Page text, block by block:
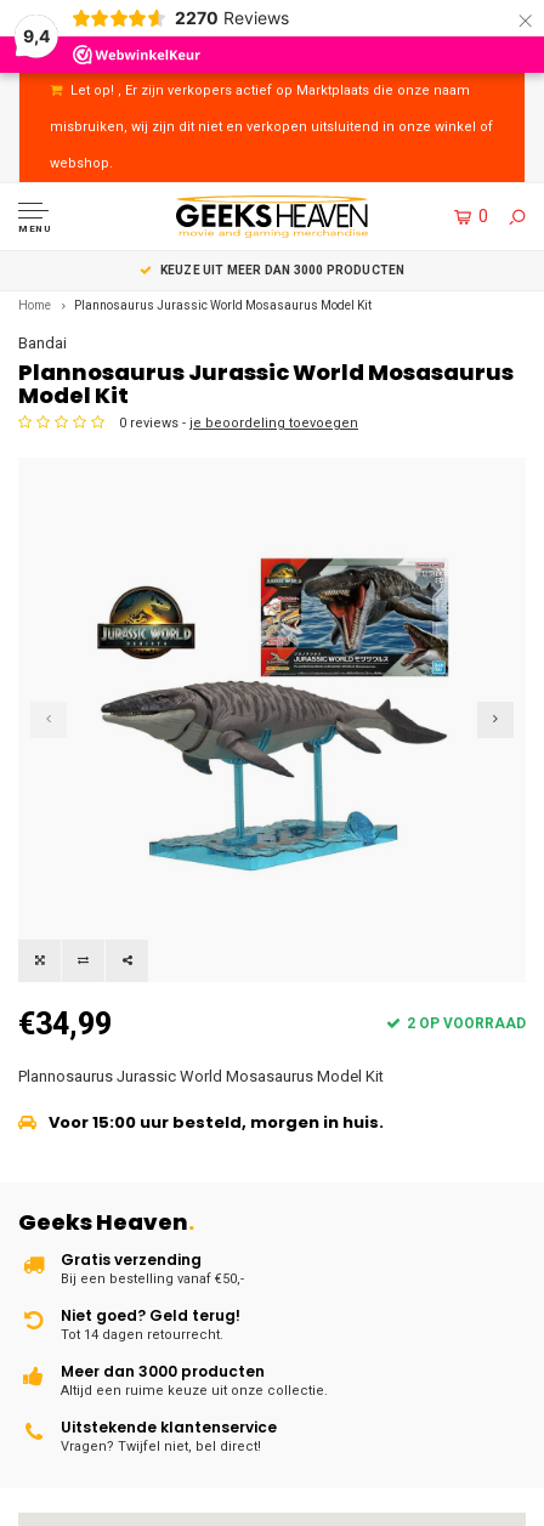
9,4
2270 Reviews ×
Let op! , Er zijn verkopers actief op Marktplaats die onze naam
misbruiken, wij zijn dit niet en verkopen uitsluitend in onze winkel of
webshop.
MENU
0
KEUZE UIT MEER DAN 3000 PRODUCTEN
Home Plannosaurus Jurassic World Mosasaurus Model Kit
Bandai
Plannosaurus Jurassic World Mosasaurus
Model Kit
0 reviews - je beoordeling toevoegen
€34,99 2 OP VOORRAAD
Plannosaurus Jurassic World Mosasaurus Model Kit
Voor 15:00 uur besteld, morgen in huis.
Geeks Heaven.
Gratis verzending
Bij een bestelling vanaf €50,-
Niet goed? Geld terug!
Tot 14 dagen retourrecht.
Meer dan 3000 producten
Altijd een ruime keuze uit onze collectie.
Uitstekende klantenservice
Vragen? Twijfel niet, bel direct!